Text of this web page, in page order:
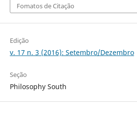
Fomatos de Citação
Edição
v. 17 n. 3 (2016): Setembro/Dezembro
Seção
Philosophy South